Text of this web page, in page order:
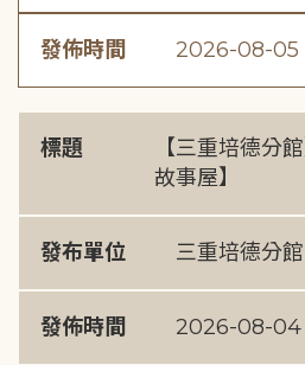
發佈時間 2026-08-05
標題
【三重培德分
故事屋】
發布單位 三重培德分館
發佈時間 2026-08-04